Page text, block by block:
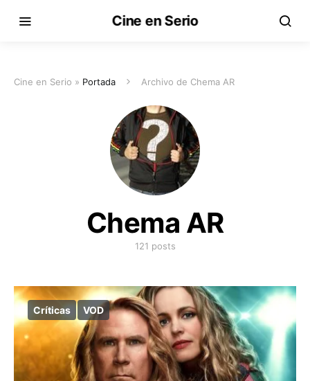
Cine en Serio
Cine en Serio » Portada Archivo de Chema AR
Chema AR
121 posts
Críticas VOD